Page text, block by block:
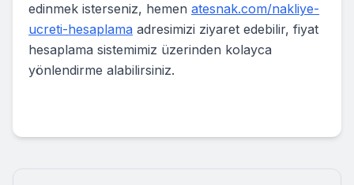
edinmek isterseniz, hemen atesnak.com/nakliye-
ucreti-hesaplama adresimizi ziyaret edebilir, fiyat
hesaplama sistemimiz üzerinden kolayca
yönlendirme alabilirsiniz.